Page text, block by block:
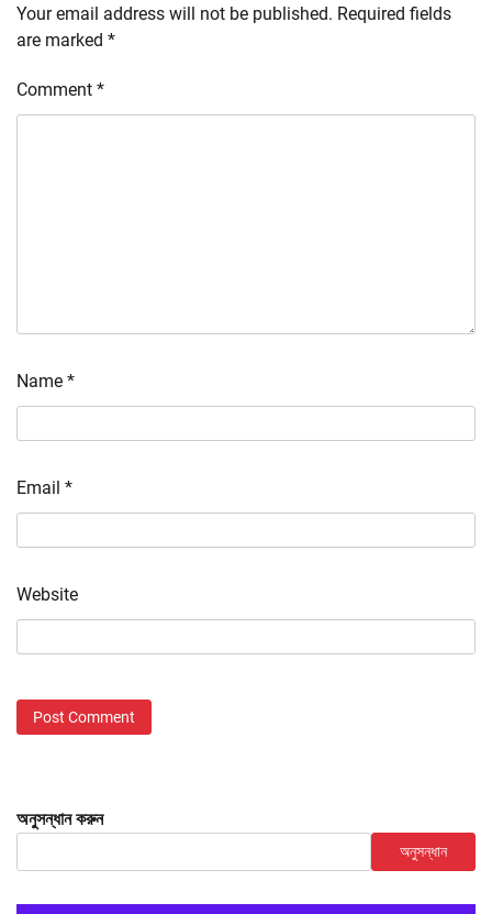
Your email address will not be published. Required fields
are marked *
Comment *
Name *
Email *
Website
অনুসন্ধান করুন
অনুসন্ধান